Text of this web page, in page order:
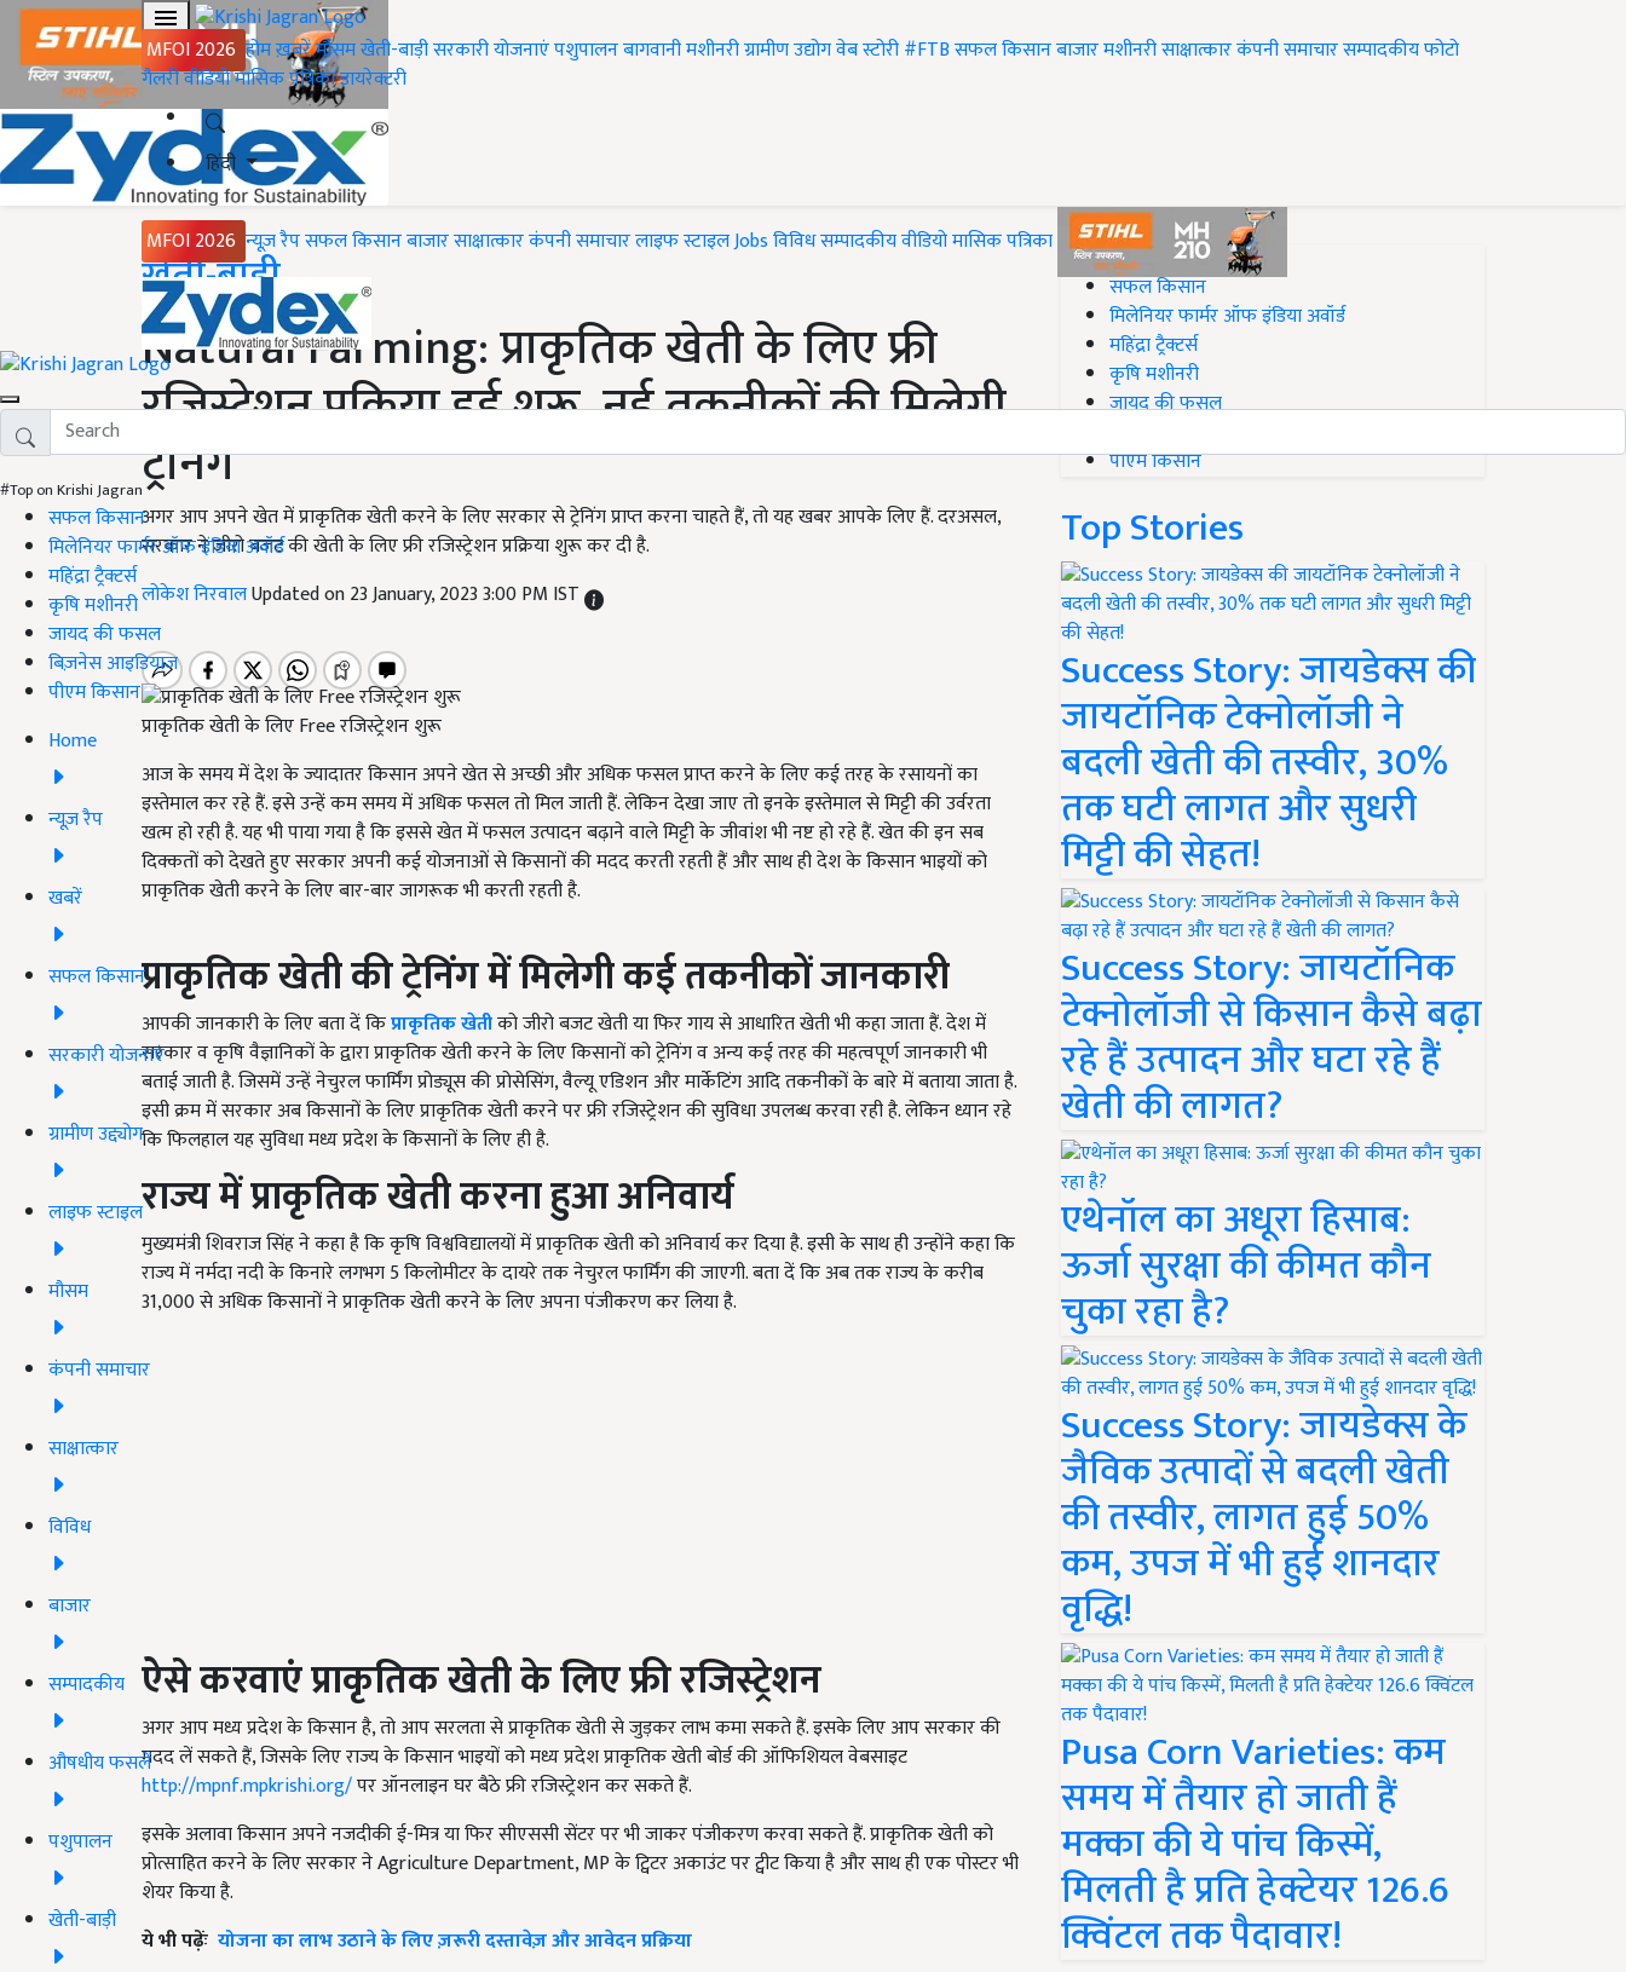
MFOI 2026 होमख़बरेंमौसमखेती-बाड़ीसरकारी योजनाएंपशुपालनबागवानीमशीनरीग्रामीण उद्योगवेब स्टोरी#FTBसफल किसानबाजारमशीनरीसाक्षात्कारकंपनी समाचारसम्पादकीयफोटो
गैलरीवीडियोमासिक पत्रिकाडायरेक्टरी
हिंदी
MFOI 2026 न्यूज़ रैपसफल किसानबाजारसाक्षात्कारकंपनी समाचारलाइफ स्टाइलJobsविविधसम्पादकीयवीडियोमासिक पत्रिका
#Top on Krishi Jagran
सफल किसान
मिलेनियर फार्मर ऑफ इंडिया अवॉर्ड
महिंद्रा ट्रैक्टर्स
कृषि मशीनरी
जायद की फसल
बिज़नेस आइडियाज
पीएम किसान
Home
न्यूज़ रैप
खबरें
सफल किसान
सरकारी योजनाएं
ग्रामीण उद्द्योग
लाइफ स्टाइल
मौसम
कंपनी समाचार
साक्षात्कार
विविध
बाजार
सम्पादकीय
औषधीय फसलें
पशुपालन
खेती-बाड़ी
Home
खेती-बाड़ी
Natural Farming: प्राकृतिक खेती के लिए फ्री
रजिस्ट्रेशन प्रक्रिया हुई शुरू, नई तकनीकों की मिलेगी
ट्रेनिंग
अगर आप अपने खेत में प्राकृतिक खेती करने के लिए सरकार से ट्रेनिंग प्राप्त करना चाहते हैं, तो यह खबर आपके लिए हैं. दरअसल,
सरकार ने जीरो बजट की खेती के लिए फ्री रजिस्ट्रेशन प्रक्रिया शुरू कर दी है.
लोकेश निरवालUpdated on 23 January, 2023 3:00 PM IST
प्राकृतिक खेती के लिए Free रजिस्ट्रेशन शुरू
आज के समय में देश के ज्यादातर किसान अपने खेत से अच्छी और अधिक फसल प्राप्त करने के लिए कई तरह के रसायनों का
इस्तेमाल कर रहे हैं. इसे उन्हें कम समय में अधिक फसल तो मिल जाती हैं. लेकिन देखा जाए तो इनके इस्तेमाल से मिट्टी की उर्वरता
खत्म हो रही है. यह भी पाया गया है कि इससे खेत में फसल उत्पादन बढ़ाने वाले मिट्टी के जीवांश भी नष्ट हो रहे हैं. खेत की इन सब
दिक्कतों को देखते हुए सरकार अपनी कई योजनाओं से किसानों की मदद करती रहती हैं और साथ ही देश के किसान भाइयों को
प्राकृतिक खेती करने के लिए बार-बार जागरूक भी करती रहती है.
प्राकृतिक खेती की ट्रेनिंग में मिलेगी कई तकनीकों जानकारी
आपकी जानकारी के लिए बता दें किप्राकृतिक खेतीको जीरो बजट खेती या फिर गाय से आधारित खेती भी कहा जाता हैं. देश में
सरकार व कृषि वैज्ञानिकों के द्वारा प्राकृतिक खेती करने के लिए किसानों को ट्रेनिंग व अन्य कई तरह की महत्वपूर्ण जानकारी भी
बताई जाती है. जिसमें उन्हें नेचुरल फार्मिंग प्रोड्यूस की प्रोसेसिंग, वैल्यू एडिशन और मार्केटिंग आदि तकनीकों के बारे में बताया जाता है.
इसी क्रम में सरकार अब किसानों के लिए प्राकृतिक खेती करने पर फ्री रजिस्ट्रेशन की सुविधा उपलब्ध करवा रही है. लेकिन ध्यान रहे
कि फिलहाल यह सुविधा मध्य प्रदेश के किसानों के लिए ही है.
राज्य में प्राकृतिक खेती करना हुआ अनिवार्य
मुख्यमंत्री शिवराज सिंह ने कहा है कि कृषि विश्वविद्यालयों में प्राकृतिक खेती को अनिवार्य कर दिया है. इसी के साथ ही उन्होंने कहा कि
राज्य में नर्मदा नदी के किनारे लगभग 5 किलोमीटर के दायरे तक नेचुरल फार्मिंग की जाएगी. बता दें कि अब तक राज्य के करीब
31,000 से अधिक किसानों ने प्राकृतिक खेती करने के लिए अपना पंजीकरण कर लिया है.
ऐसे करवाएं प्राकृतिक खेती के लिए फ्री रजिस्ट्रेशन
अगर आप मध्य प्रदेश के किसान है, तो आप सरलता से प्राकृतिक खेती से जुड़कर लाभ कमा सकते हैं. इसके लिए आप सरकार की
मदद लें सकते हैं, जिसके लिए राज्य के किसान भाइयों को मध्य प्रदेश प्राकृतिक खेती बोर्ड की ऑफिशियल वेबसाइट
http://mpnf.mpkrishi.org/पर ऑनलाइन घर बैठे फ्री रजिस्ट्रेशन कर सकते हैं.
इसके अलावा किसान अपने नजदीकी ई-मित्र या फिर सीएससी सेंटर पर भी जाकर पंजीकरण करवा सकते हैं. प्राकृतिक खेती को
प्रोत्साहित करने के लिए सरकार ने Agriculture Department, MP के ट्विटर अकाउंट पर ट्वीट किया है और साथ ही एक पोस्टर भी
शेयर किया है.
ये भी पढ़ेंः योजना का लाभ उठाने के लिए ज़रूरी दस्तावेज़ और आवेदन प्रक्रिया
#Top on Krishi Jagran
सफल किसान
मिलेनियर फार्मर ऑफ इंडिया अवॉर्ड
महिंद्रा ट्रैक्टर्स
कृषि मशीनरी
जायद की फसल
पीएम किसान
Top Stories
Success Story: जायडेक्स की
जायटॉनिक टेक्नोलॉजी ने
बदली खेती की तस्वीर, 30%
तक घटी लागत और सुधरी
मिट्टी की सेहत!
Success Story: जायटॉनिक
टेक्नोलॉजी से किसान कैसे बढ़ा
रहे हैं उत्पादन और घटा रहे हैं
खेती की लागत?
एथेनॉल का अधूरा हिसाब:
ऊर्जा सुरक्षा की कीमत कौन
चुका रहा है?
Success Story: जायडेक्स के
जैविक उत्पादों से बदली खेती
की तस्वीर, लागत हुई 50%
कम, उपज में भी हुई शानदार
वृद्धि!
Pusa Corn Varieties: कम
समय में तैयार हो जाती हैं
मक्का की ये पांच किस्में,
मिलती है प्रति हेक्टेयर 126.6
क्विंटल तक पैदावार!